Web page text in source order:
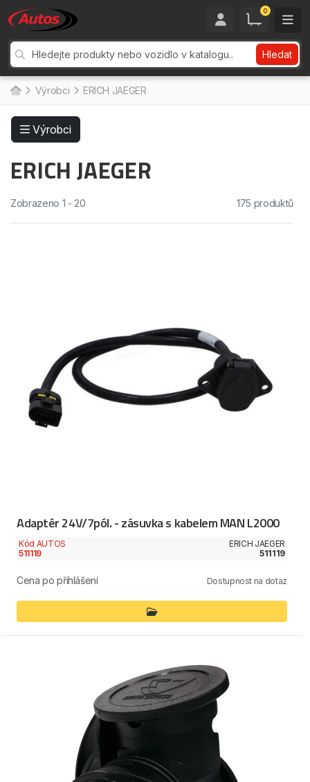
0
Hledat
Výrobci ERICH JAEGER
Výrobci
ERICH JAEGER
Zobrazeno 1 - 20 175 produktů
Adaptér 24V/7pól. - zásuvka s kabelem MAN L2000
Kód AUTOS
511119
ERICH JAEGER
511119
Cena po přihlášení Dostupnost na dotaz